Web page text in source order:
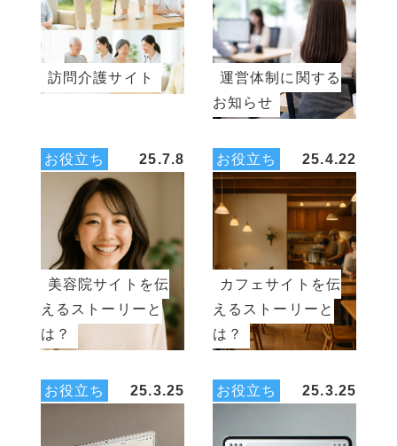
訪問介護サイト
運営体制に関する
お知らせ
お役立ち 25.7.8
美容院サイトを伝
えるストーリーと
は？
お役立ち 25.4.22
カフェサイトを伝
えるストーリーと
は？
お役立ち 25.3.25 お役立ち 25.3.25